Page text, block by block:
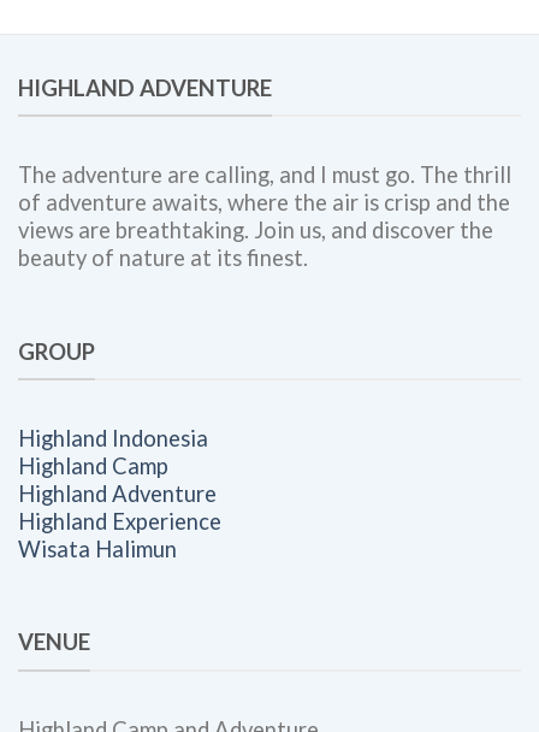
Bersama
Adventure
Tim,
dan
HIGHLAND ADVENTURE
The adventure are calling, and I must go. The thrill
of adventure awaits, where the air is crisp and the
views are breathtaking. Join us, and discover the
beauty of nature at its finest.
GROUP
Highland Indonesia
Highland Camp
Highland Adventure
Highland Experience
Wisata Halimun
VENUE